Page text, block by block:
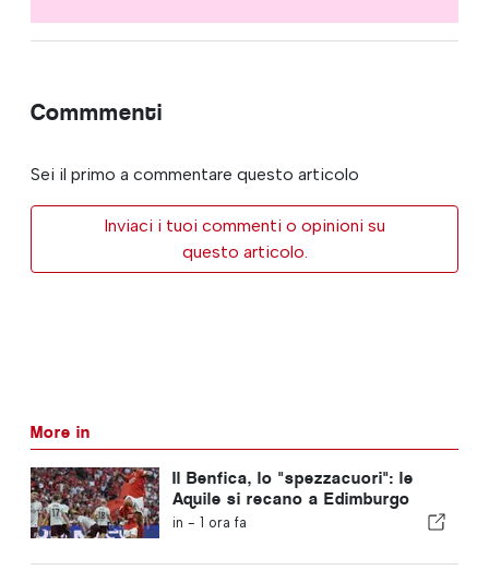
Commmenti
Sei il primo a commentare questo articolo
Inviaci i tuoi commenti o opinioni su
questo articolo.
More in
Il Benfica, lo "spezzacuori": le
Aquile si recano a Edimburgo
con un piede già nella fase
in - 1 ora fa